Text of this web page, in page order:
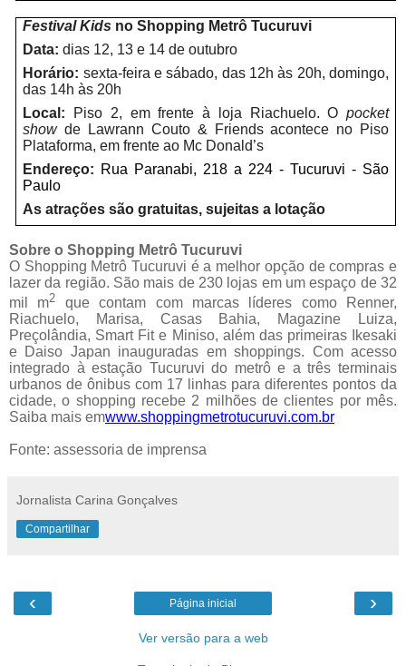
Festival Kids no Shopping Metrô Tucuruvi
Data: dias 12, 13 e 14 de outubro
Horário: sexta-feira e sábado, das 12h às 20h, domingo,
das 14h às 20h
Local:
Piso 2, em frente à loja Riachuelo. Opocket
showde Lawrann Couto & Friends acontece no Piso
Plataforma, em frente ao Mc Donald’s
Endereço: Rua Paranabi, 218 a 224 - Tucuruvi - São
Paulo
As atrações são gratuitas, sujeitas a lotação
Sobre o Shopping Metrô Tucuruvi
O Shopping Metrô Tucuruvi é a melhor opção de compras e
lazer da região. São mais de 230 lojas em um espaço de 32
mil m2 que contam com marcas líderes como Renner,
Riachuelo, Marisa, Casas Bahia, Magazine Luiza,
Preçolândia, Smart Fit e Miniso, além das primeiras Ikesaki
e Daiso Japan inauguradas em shoppings. Com acesso
integrado à estação Tucuruvi do metrô e a três terminais
urbanos de ônibus com 17 linhas para diferentes pontos da
cidade, o shopping recebe 2 milhões de clientes por mês.
Saiba mais emwww.shoppingmetrotucuruvi.com.br
Fonte: assessoria de imprensa
Jornalista Carina Gonçalves
Compartilhar
‹ ›
Página inicial
Ver versão para a web